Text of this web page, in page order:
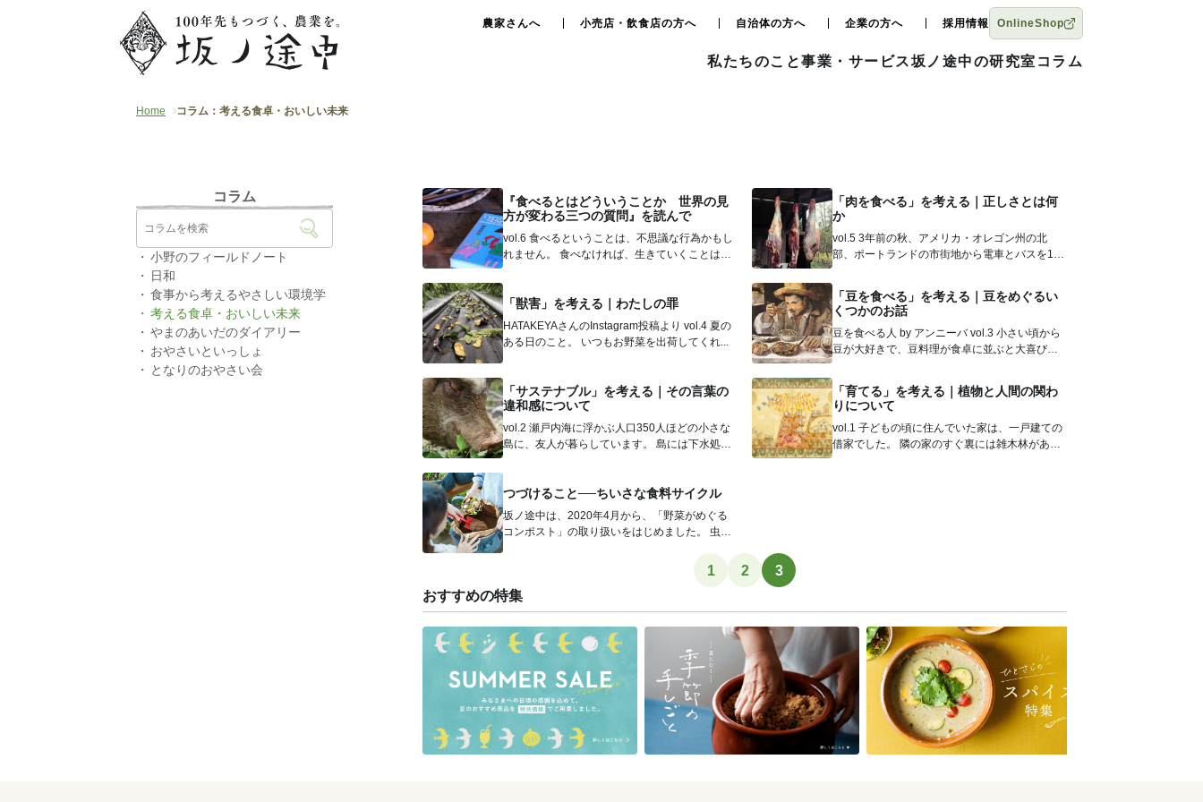
農家さんへ 小売店・飲食店の方へ 自治体の方へ 企業の方へ 採用情報 OnlineShop
私たちのこと事業・サービス坂ノ途中の研究室 コラム
Home コラム：考える食卓・おいしい未来
『食べるとはどういうことか 世界の見
方が変わる三つの質問』を読んで
vol.6 食べるということは、不思議な行為かもし
れません。 食べなければ、生きていくことはで
「肉を食べる」を考える｜正しさとは何
か
vol.5 3年前の秋、アメリカ・オレゴン州の北
部、ポートランドの市街地から電車とバスを1時
「獣害」を考える｜わたしの罪
HATAKEYAさんのInstagram投稿より vol.4 夏の
ある日のこと。 いつもお野菜を出荷してくれ...
「豆を食べる」を考える｜豆をめぐるい
くつかのお話
豆を食べる人 by アンニーバ vol.3 小さい頃から
豆が大好きで、豆料理が食卓に並ぶと大喜びし
「サステナブル」を考える｜その言葉の
違和感について
vol.2 瀬戸内海に浮かぶ人口350人ほどの小さな
島に、友人が暮らしています。 島には下水処理
「育てる」を考える｜植物と人間の関わ
りについて
vol.1 子どもの頃に住んでいた家は、一戸建ての
借家でした。 隣の家のすぐ裏には雑木林があっ
つづけること──ちいさな食料サイクル
坂ノ途中は、2020年4月から、「野菜がめぐる
コンポスト」の取り扱いをはじめました。 虫の
1 2
3
おすすめの特集
コラム
小野のフィールドノート
日和
食事から考えるやさしい環境学
考える食卓・おいしい未来
やまのあいだのダイアリー
おやさいといっしょ
となりのおやさい会